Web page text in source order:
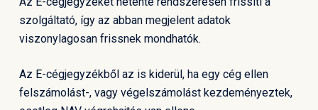
szolgáltató, így az abban megjelent adatok
viszonylagosan frissnek mondhatók.
Az E-cégjegyzékből az is kiderül, ha egy cég ellen
felszámolást-, vagy végelszámolást kezdeményeztek,